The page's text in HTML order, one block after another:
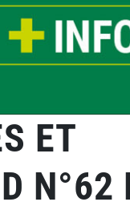
ET
N°62